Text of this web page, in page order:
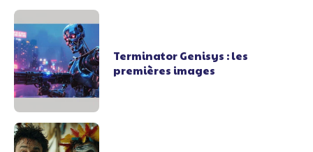
Terminator Genisys : les
premières images